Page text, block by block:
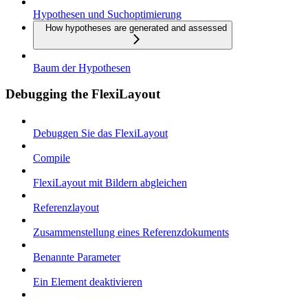
Hypothesen und Suchoptimierung
How hypotheses are generated and assessed
Baum der Hypothesen
Debugging the FlexiLayout
Debuggen Sie das FlexiLayout
Compile
FlexiLayout mit Bildern abgleichen
Referenzlayout
Zusammenstellung eines Referenzdokuments
Benannte Parameter
Ein Element deaktivieren